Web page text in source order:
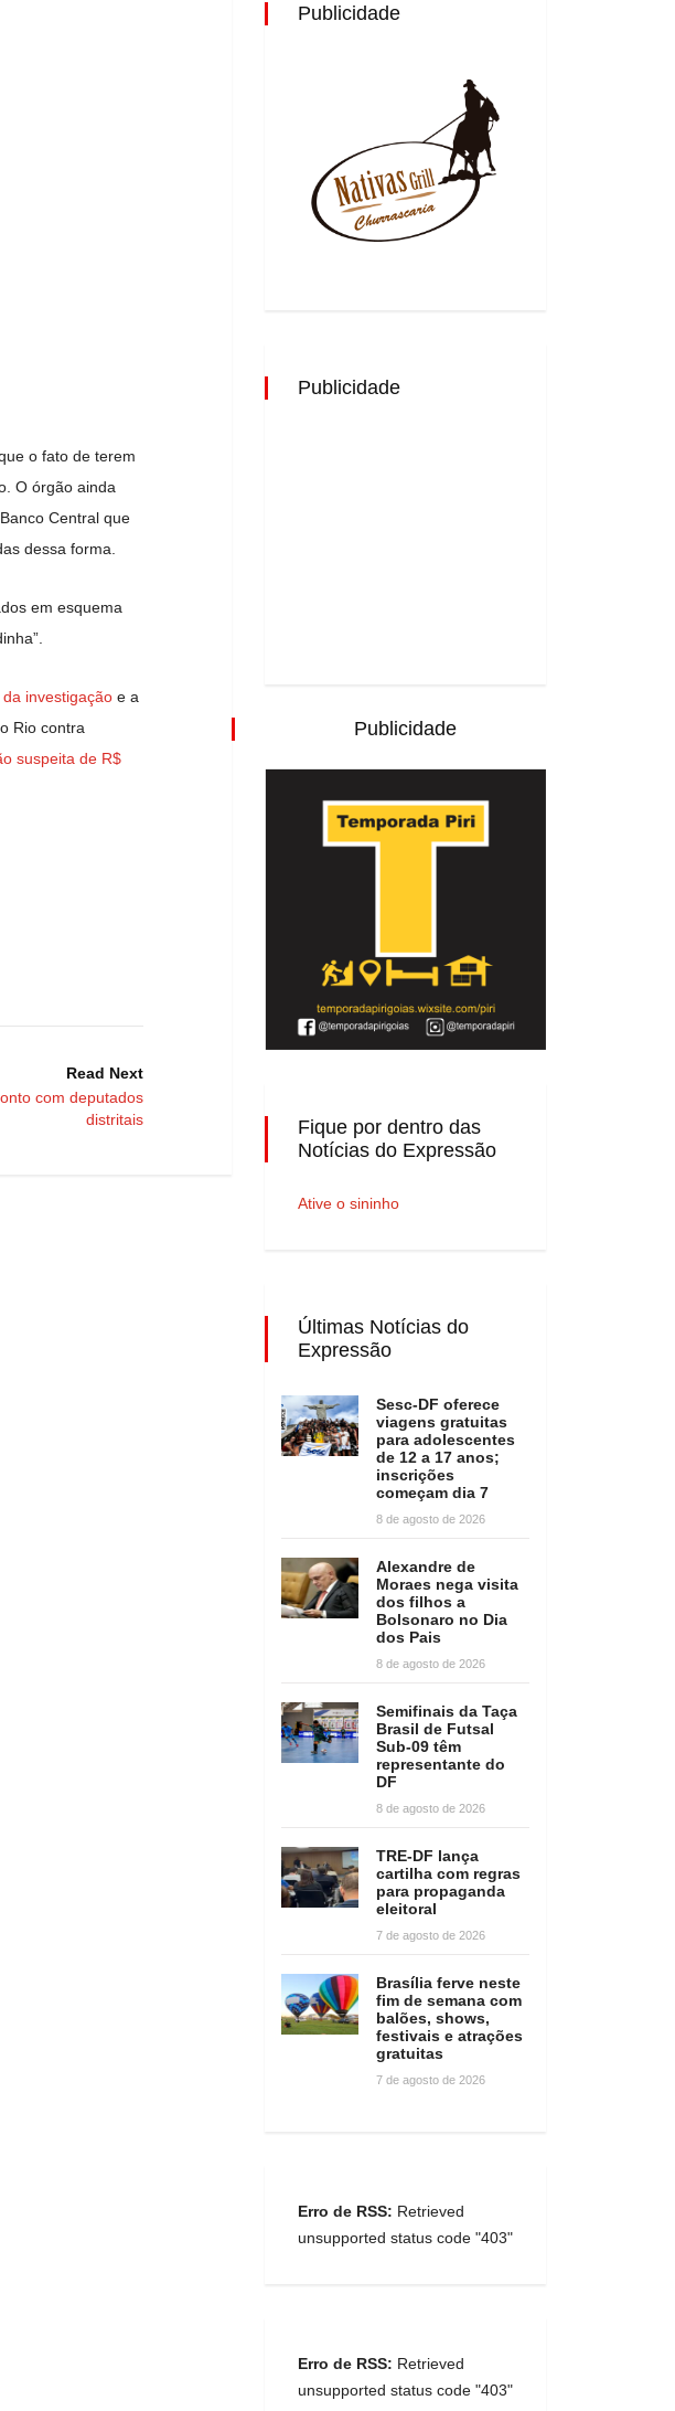
o fato de terem
O órgão ainda
Central que
dessa forma.
em esquema
investigação e a
Rio contra
suspeita de R$
Read Next
com deputados
distritais
Publicidade
Publicidade
Publicidade
Fique por dentro das
Notícias do Expressão
Ative o sininho
Últimas Notícias do
Expressão
Sesc-DF oferece
viagens gratuitas
para adolescentes
de 12 a 17 anos;
inscrições
começam dia 7
8 de agosto de 2026
Alexandre de
Moraes nega visita
dos filhos a
Bolsonaro no Dia
dos Pais
8 de agosto de 2026
Semifinais da Taça
Brasil de Futsal
Sub-09 têm
representante do
DF
8 de agosto de 2026
TRE-DF lança
cartilha com regras
para propaganda
eleitoral
7 de agosto de 2026
Brasília ferve neste
fim de semana com
balões, shows,
festivais e atrações
gratuitas
7 de agosto de 2026
Erro de RSS: Retrieved
unsupported status code "403"
Erro de RSS: Retrieved
unsupported status code "403"